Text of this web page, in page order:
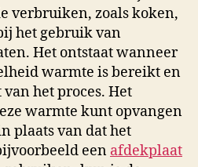
verbruiken, zoals koken,
het gebruik van
Het ontstaat wanneer
warmte is bereikt en
het proces. Het
warmte kunt opvangen
plaats van dat het
een afdekplaat